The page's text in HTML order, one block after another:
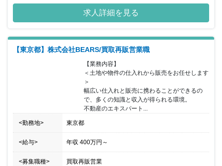
求人詳細を見る
【東京都】株式会社BEARS/買取再販営業職
【業務内容】
＜土地や物件の仕入れから販売をお任せします
＞
幅広い仕入れと販売に携わることができるの
で、多くの知識と収入が得られる環境。
不動産のエキスパート...
<勤務地> 東京都
<給与> 年収 400万円 ～
<募集職種> 買取再販営業